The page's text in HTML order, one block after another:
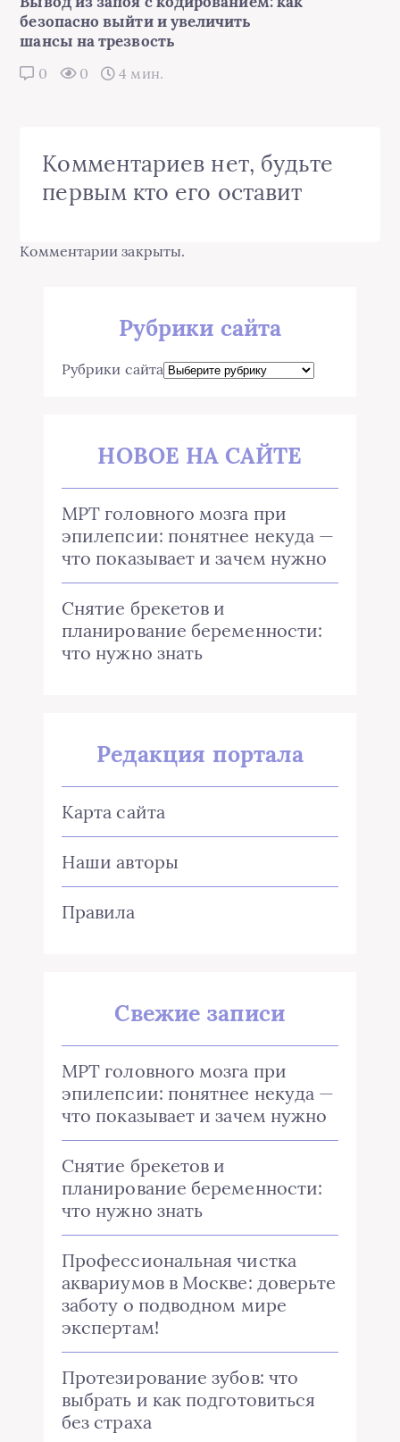
безопасно выйти и увеличить
шансы на трезвость
0 0 4 мин.
Комментариев нет, будьте
первым кто его оставит
Комментарии закрыты.
Рубрики сайта
Рубрики сайта
НОВОЕ НА САЙТЕ
МРТ головного мозга при
эпилепсии: понятнее некуда —
что показывает и зачем нужно
Снятие брекетов и
планирование беременности:
что нужно знать
Редакция портала
Карта сайта
Наши авторы
Правила
Свежие записи
МРТ головного мозга при
эпилепсии: понятнее некуда —
что показывает и зачем нужно
Снятие брекетов и
планирование беременности:
что нужно знать
Профессиональная чистка
аквариумов в Москве: доверьте
заботу о подводном мире
экспертам!
Протезирование зубов: что
выбрать и как подготовиться
без страха